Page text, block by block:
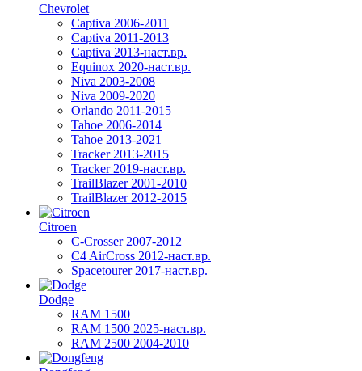
Chevrolet
Captiva 2006-2011
Captiva 2011-2013
Captiva 2013-наст.вр.
Equinox 2020-наст.вр.
Niva 2003-2008
Niva 2009-2020
Orlando 2011-2015
Tahoe 2006-2014
Tahoe 2013-2021
Tracker 2013-2015
Tracker 2019-наст.вр.
TrailBlazer 2001-2010
TrailBlazer 2012-2015
Citroen
C-Crosser 2007-2012
C4 AirCross 2012-наст.вр.
Spacetourer 2017-наст.вр.
Dodge
RAM 1500
RAM 1500 2025-наст.вр.
RAM 2500 2004-2010